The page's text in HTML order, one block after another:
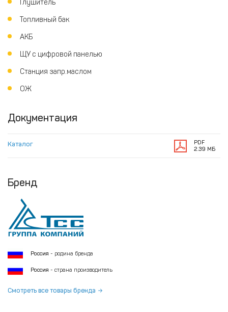
Глушитель
Топливный бак
АКБ
ЩУ с цифровой панелью
Станция запр.маслом
ОЖ
Документация
Каталог
PDF
2.39 МБ
Бренд
Россия - родина бренда
Россия - страна производитель
Смотреть все товары бренда